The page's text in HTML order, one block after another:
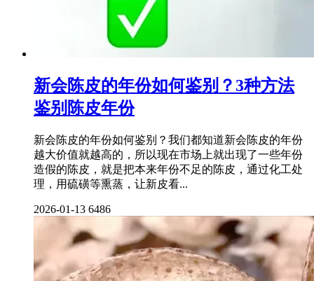
新会陈皮的年份如何鉴别？3种方法
鉴别陈皮年份
新会陈皮的年份如何鉴别？我们都知道新会陈皮的年份
越大价值就越高的，所以现在市场上就出现了一些年份
造假的陈皮，就是把本来年份不足的陈皮，通过化工处
理，用硫磺等熏蒸，让新皮看...
2026-01-13 6486